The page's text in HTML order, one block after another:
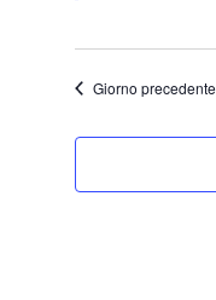
Giorno precedente